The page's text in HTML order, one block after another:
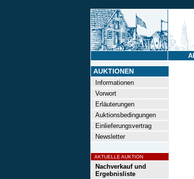
AUKTIONEN
Informationen
Vorwort
Erläuterungen
Auktionsbedingungen
Einlieferungsvertrag
Newsletter
AKTUELLE AUKTION
Nachverkauf und
Ergebnisliste